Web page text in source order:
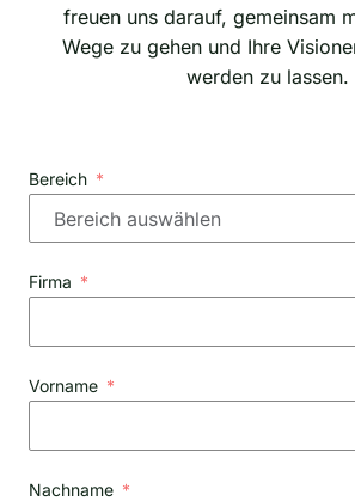
freuen uns darauf, gemeinsam
Wege zu gehen und Ihre
werden zu lassen.
Bereich
Firma
Vorname
Nachname